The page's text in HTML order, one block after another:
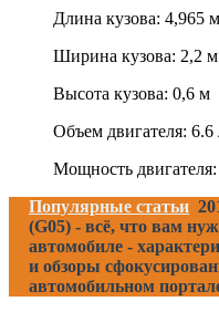
Длина кузова: 4,965 м
Ширина кузова: 2,2 м
Высота кузова: 0,6 м
Объем двигателя: 6.6
Мощность двигателя:
Популярные статьи
(G05) - всё, что вам
автомобиле -
и обзоры
автомобильном